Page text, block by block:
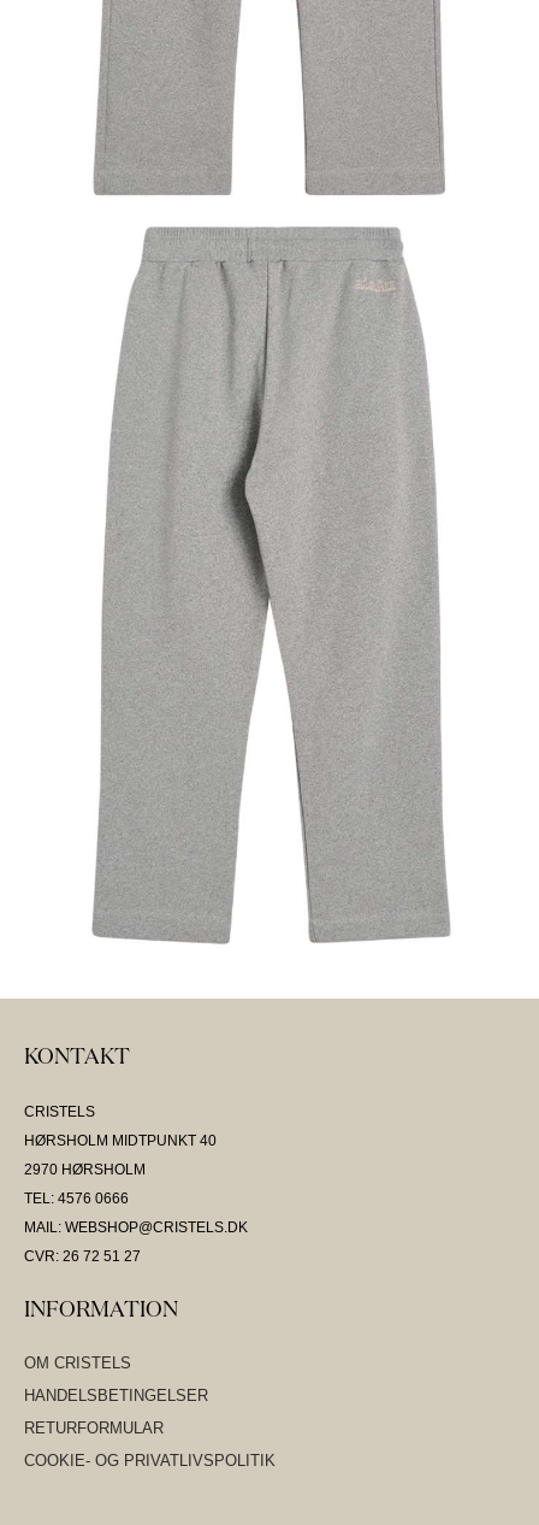
KONTAKT
CRISTELS
HØRSHOLM MIDTPUNKT 40
2970 HØRSHOLM
TEL: 4576 0666
MAIL: WEBSHOP@CRISTELS.DK
CVR: 26 72 51 27
INFORMATION
OM CRISTELS
HANDELSBETINGELSER
RETURFORMULAR
COOKIE- OG PRIVATLIVSPOLITIK